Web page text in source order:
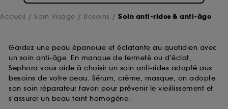
Accueil Soin Visage Besoins Soin anti-rides & anti-âge
Gardez une peau épanouie et éclatante au quotidien avec
un soin anti-âge. En manque de fermeté ou d'éclat,
Sephora vous aide à choisir un soin anti-rides adapté aux
besoins de votre peau. Sérum, crème, masque, on adopte
son soin réparateur favori pour prévenir le vieillissement et
s'assurer un beau teint homogène.